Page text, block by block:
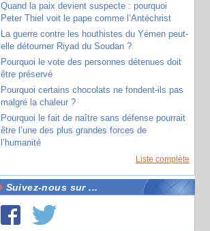
Quand la paix devient suspecte : pourquoi
Peter Thiel voit le pape comme l’Antéchrist
La guerre contre les houthistes du Yémen peut-
elle détourner Riyad du Soudan ?
Pourquoi le vote des personnes détenues doit
être préservé
Pourquoi certains chocolats ne fondent-ils pas
malgré la chaleur ?
Pourquoi le fait de naître sans défense pourrait
être l’une des plus grandes forces de
l’humanité
Liste complète
Suivez-nous sur ...